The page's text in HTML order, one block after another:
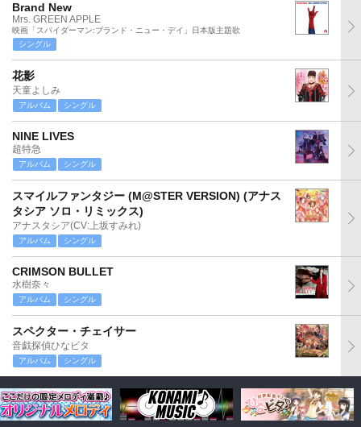
Brand New
Mrs. GREEN APPLE
映画「スパイダーマン:ブランド・ニュー・デイ」日本版主題歌
シングル
花影
天童よしみ
アルバム シングル
NINE LIVES
超特急
アルバム シングル
スマイルファンタジー (M@STER VERSION) (アナス
タシア ソロ・リミックス)
アナスタシア(CV:上坂すみれ)
アルバム シングル
CRIMSON BULLET
水樹奈々
アルバム シングル
スペクター・チェイサー
音戯探偵ひなビタ
アルバム シングル